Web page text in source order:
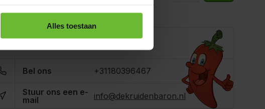
Alles toestaan
Kunnen we je helpen?
Bel ons +31180396467
Stuur ons een e-
mail
info@dekruidenbaron.nl